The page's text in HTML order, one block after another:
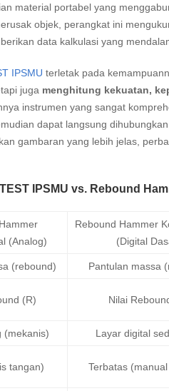
material portabel yang
objek, perangkat ini
data kalkulasi yang
IPSMU terletak pada
juga menghitung kekuatan,
instrumen yang sangat
dapat langsung
gambaran yang lebih jelas,
IPSMU vs. Rebound
(Analog)
Rebound Hammer
(Digital
(rebound) Pantulan massa
(R) Nilai
(mekanis) Layar digital
tangan) Terbatas